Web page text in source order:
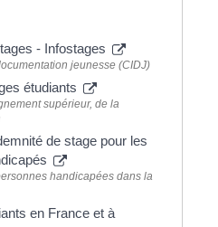
- Infostages
jeunesse (CIDJ)
étudiants
supérieur, de la
de stage pour les
handicapées dans la
en France et à